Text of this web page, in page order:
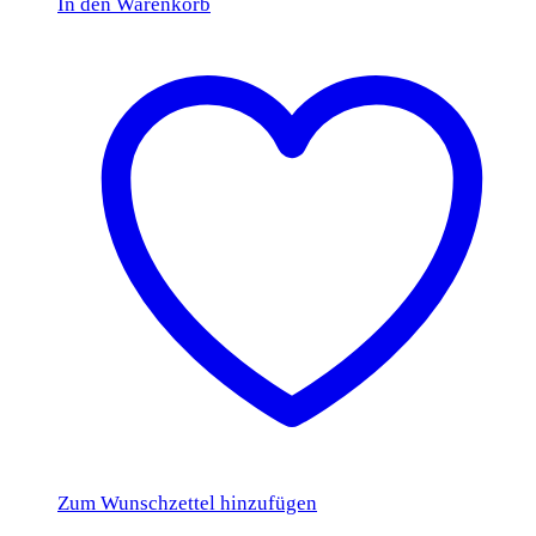
Zum Wunschzettel hinzufügen